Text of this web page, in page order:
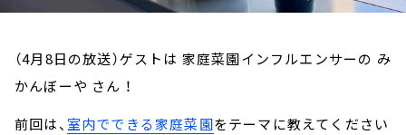
（4月8日の放送）ゲストは 家庭菜園インフルエンサーの み
かんぼーや さん ！
前回は、室内でできる家庭菜園をテーマに教えてください